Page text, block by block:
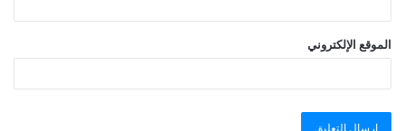
الموقع الإلكتروني